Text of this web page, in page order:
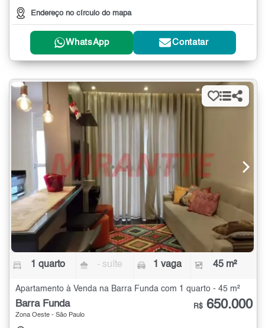
Endereço no círculo do mapa
WhatsApp Contatar
1 quarto - suíte 1 vaga 45 m²
Apartamento à Venda na Barra Funda com 1 quarto - 45 m²
Barra Funda
Zona Oeste - São Paulo
R$ 650.000